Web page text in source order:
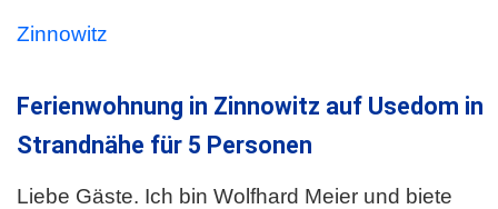
Zinnowitz
Ferienwohnung in Zinnowitz auf Usedom in
Strandnähe für 5 Personen
Liebe Gäste. Ich bin Wolfhard Meier und biete